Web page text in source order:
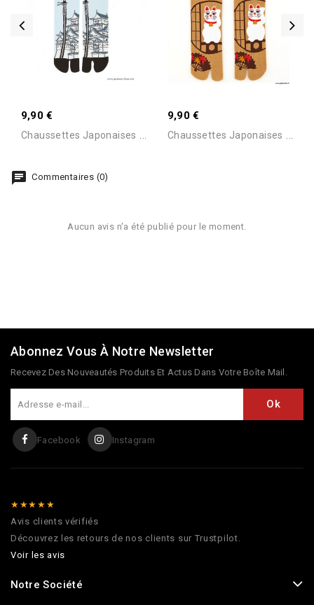
9,90 €
C
Haussettes Japonaises Tabi...
9,90 €
C
Haussettes Japonaises Tabi...
Commentaires (0)
Aucun avis n'a été publié pour le moment.
Abonnez Vous À Notre Newsletter
Recevez Des Nouveautés Produits Et Actus Dans Votre Boîte Mail.
Facebook Instagram
★★★★★
Avis clients vérifiés
Découvrez les retours de nos clients sur Trustpilot.
Voir les avis
Notre Société